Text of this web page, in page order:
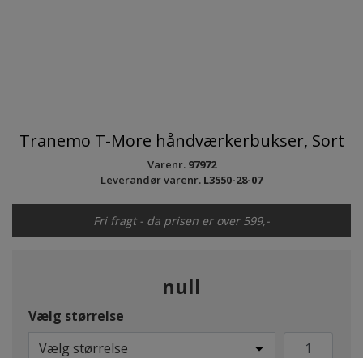
Tranemo T-More håndværkerbukser, Sort
Varenr. 97972
Leverandør varenr. L3550-28-07
Fri fragt - da prisen er over 599,-
null
Vælg størrelse
Vælg størrelse